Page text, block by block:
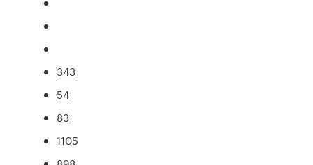
343
54
83
1105